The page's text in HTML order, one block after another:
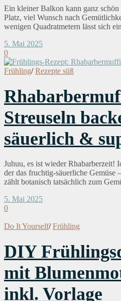
Ein kleiner Balkon kann ganz
Platz, viel Wunsch nach
wenigen Quadratmetern lässt sich
5. Mai 2025
0
Frühling/ Rezepte süß
Streuseln
säuerlich &
Juhuu, es ist wieder Rhabarberzeit!
der das fruchtig-säuerliche Gemüse
zählt botanisch tatsächlich zum
5. Mai 2025
0
Do It Yourself/ Frühling
DIY
mit
inkl. Vorlage